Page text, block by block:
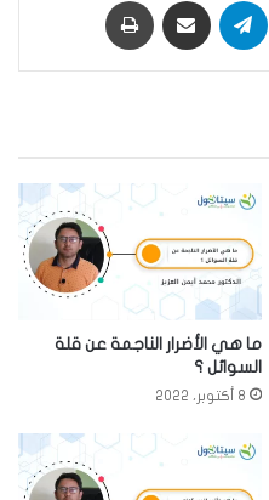
ما هي الأضرار الناجمة عن قلة
السوائل ؟
8 أكتوبر، 2022